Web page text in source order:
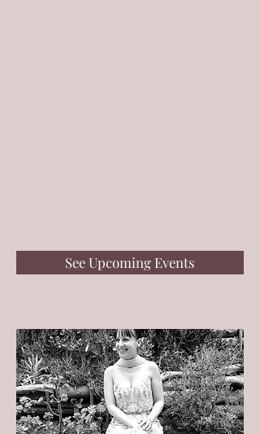
See Upcoming Events